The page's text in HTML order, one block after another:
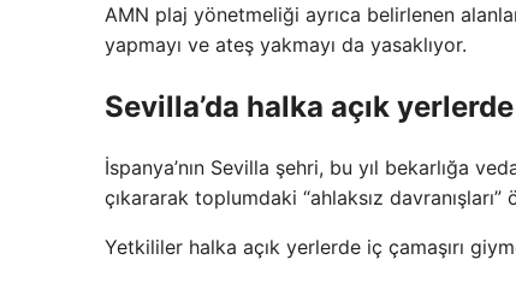
AMN plaj yönetmeliği ayrıca belirlenen
yapmayı ve ateş yakmayı da yasaklıyor.
Sevilla’da halka açık yerlerde
İspanya’nın Sevilla şehri, bu yıl bekarlığa
çıkararak toplumdaki “ahlaksız
Yetkililer halka açık yerlerde iç çamaşırı